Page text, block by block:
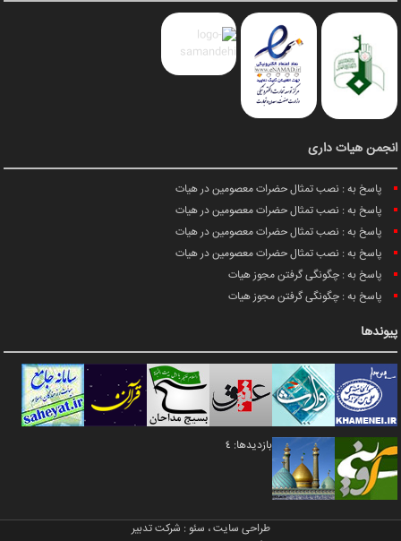
انجمن هیات داری
پاسخ به : نصب تمثال حضرات معصومین در هیات
پاسخ به : نصب تمثال حضرات معصومین در هیات
پاسخ به : نصب تمثال حضرات معصومین در هیات
پاسخ به : نصب تمثال حضرات معصومین در هیات
پاسخ به : چگونگی گرفتن مجوز هیات
پاسخ به : چگونگی گرفتن مجوز هیات
پیوندها
بازدیدها: 4
طراحی سایت، سئو : شرکت تدبیر